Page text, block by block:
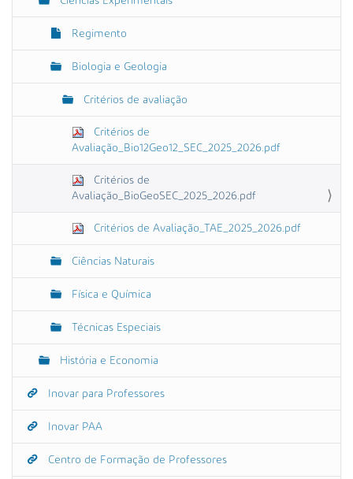
Regimento
Biologia e Geologia
Critérios de avaliação
Critérios de
Avaliação_Bio12Geo12_SEC_2025_2026.pdf
Critérios de
Avaliação_BioGeoSEC_2025_2026.pdf
Critérios de Avaliação_TAE_2025_2026.pdf
Ciências Naturais
Física e Química
Técnicas Especiais
História e Economia
Inovar para Professores
Inovar PAA
Centro de Formação de Professores